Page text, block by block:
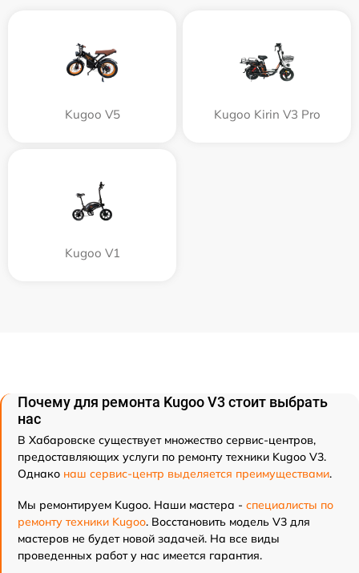
Kugoo V5 Kugoo Kirin V3 Pro
Kugoo V1
Почему для ремонта Kugoo V3 стоит выбрать
нас
В Хабаровске существует множество сервис-центров,
предоставляющих услуги по ремонту техники Kugoo V3.
Однако наш сервис-центр выделяется преимуществами.
Мы ремонтируем Kugoo. Наши мастера - специалисты по
ремонту техники Kugoo. Восстановить модель V3 для
мастеров не будет новой задачей. На все виды
проведенных работ у нас имеется гарантия.